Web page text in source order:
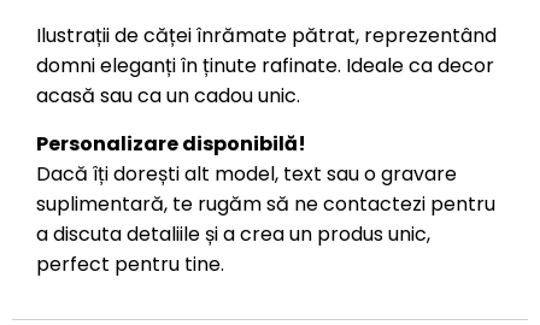
Ilustrații de căței înrămate pătrat, reprezentând
domni eleganți în ținute rafinate. Ideale ca decor
acasă sau ca un cadou unic.
Personalizare disponibilă!
Dacă îți dorești alt model, text sau o gravare
suplimentară, te rugăm să ne contactezi pentru
a discuta detaliile și a crea un produs unic,
perfect pentru tine.